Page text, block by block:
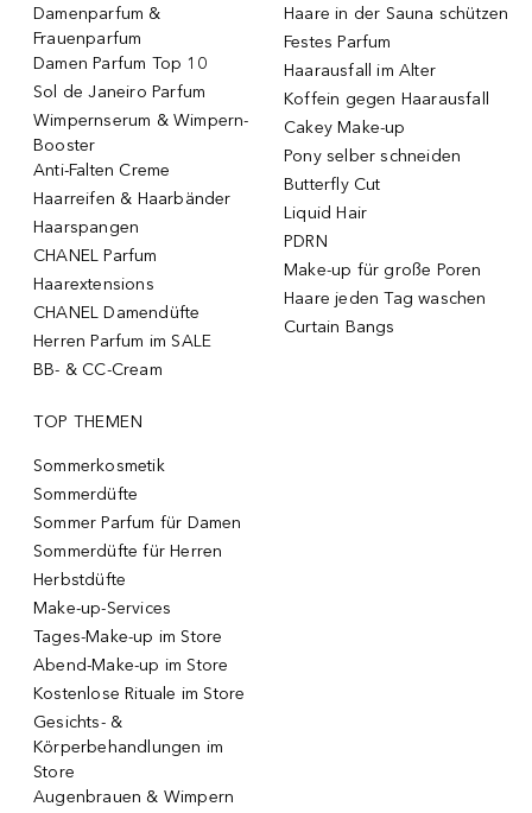
Damenparfum &
Frauenparfum
Damen Parfum Top 10
Sol de Janeiro Parfum
Wimpernserum & Wimpern-
Booster
Anti-Falten Creme
Haarreifen & Haarbänder
Haarspangen
CHANEL Parfum
Haarextensions
CHANEL Damendüfte
Herren Parfum im SALE
BB- & CC-Cream
Haare in der Sauna schützen
Festes Parfum
Haarausfall im Alter
Koffein gegen Haarausfall
Cakey Make-up
Pony selber schneiden
Butterfly Cut
Liquid Hair
PDRN
Make-up für große Poren
Haare jeden Tag waschen
Curtain Bangs
TOP THEMEN
Sommerkosmetik
Sommerdüfte
Sommer Parfum für Damen
Sommerdüfte für Herren
Herbstdüfte
Make-up-Services
Tages-Make-up im Store
Abend-Make-up im Store
Kostenlose Rituale im Store
Gesichts- &
Körperbehandlungen im
Store
Augenbrauen & Wimpern